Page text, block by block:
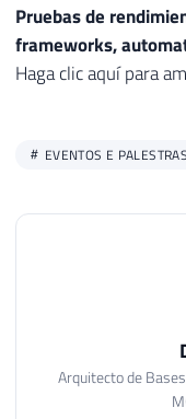
Pruebas de
frameworks,
Haga clic aquí para
EVENTOS E PALESTRAS
Arquitecto de